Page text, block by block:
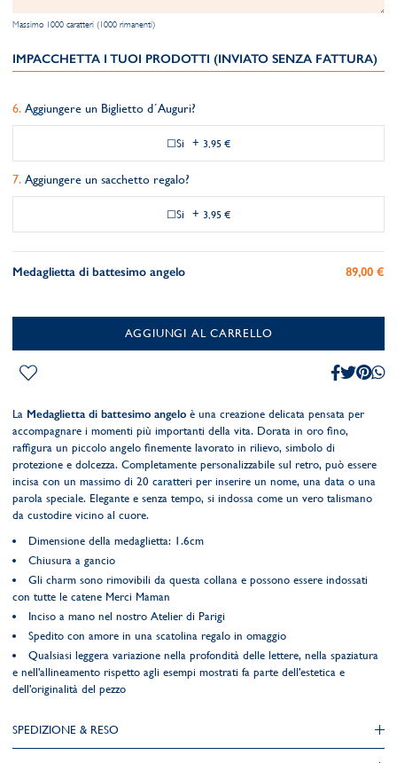
Massimo 1000 caratteri (1000 rimanenti)
IMPACCHETTA I TUOI PRODOTTI (INVIATO SENZA FATTURA)
Aggiungere un Biglietto d´Auguri?
Si + 3,95 €
Aggiungere un sacchetto regalo?
Si + 3,95 €
Medaglietta di battesimo angelo 89,00 €
AGGIUNGI AL CARRELLO
La Medaglietta di battesimo angelo è una creazione delicata pensata per
accompagnare i momenti più importanti della vita. Dorata in oro fino,
raffigura un piccolo angelo finemente lavorato in rilievo, simbolo di
protezione e dolcezza. Completamente personalizzabile sul retro, può essere
incisa con un massimo di 20 caratteri per inserire un nome, una data o una
parola speciale. Elegante e senza tempo, si indossa come un vero talismano
da custodire vicino al cuore.
Dimensione della medaglietta: 1.6cm
Chiusura a gancio
Gli charm sono rimovibili da questa collana e possono essere indossati
con tutte le catene Merci Maman
Inciso a mano nel nostro Atelier di Parigi
Spedito con amore in una scatolina regalo in omaggio
Qualsiasi leggera variazione nella profondità delle lettere, nella spaziatura
e nell'allineamento rispetto agli esempi mostrati fa parte dell'estetica e
dell'originalità del pezzo
SPEDIZIONE & RESO